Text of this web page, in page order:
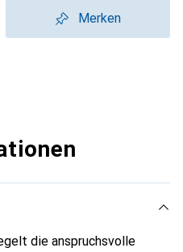
Merken
die anspruchsvolle